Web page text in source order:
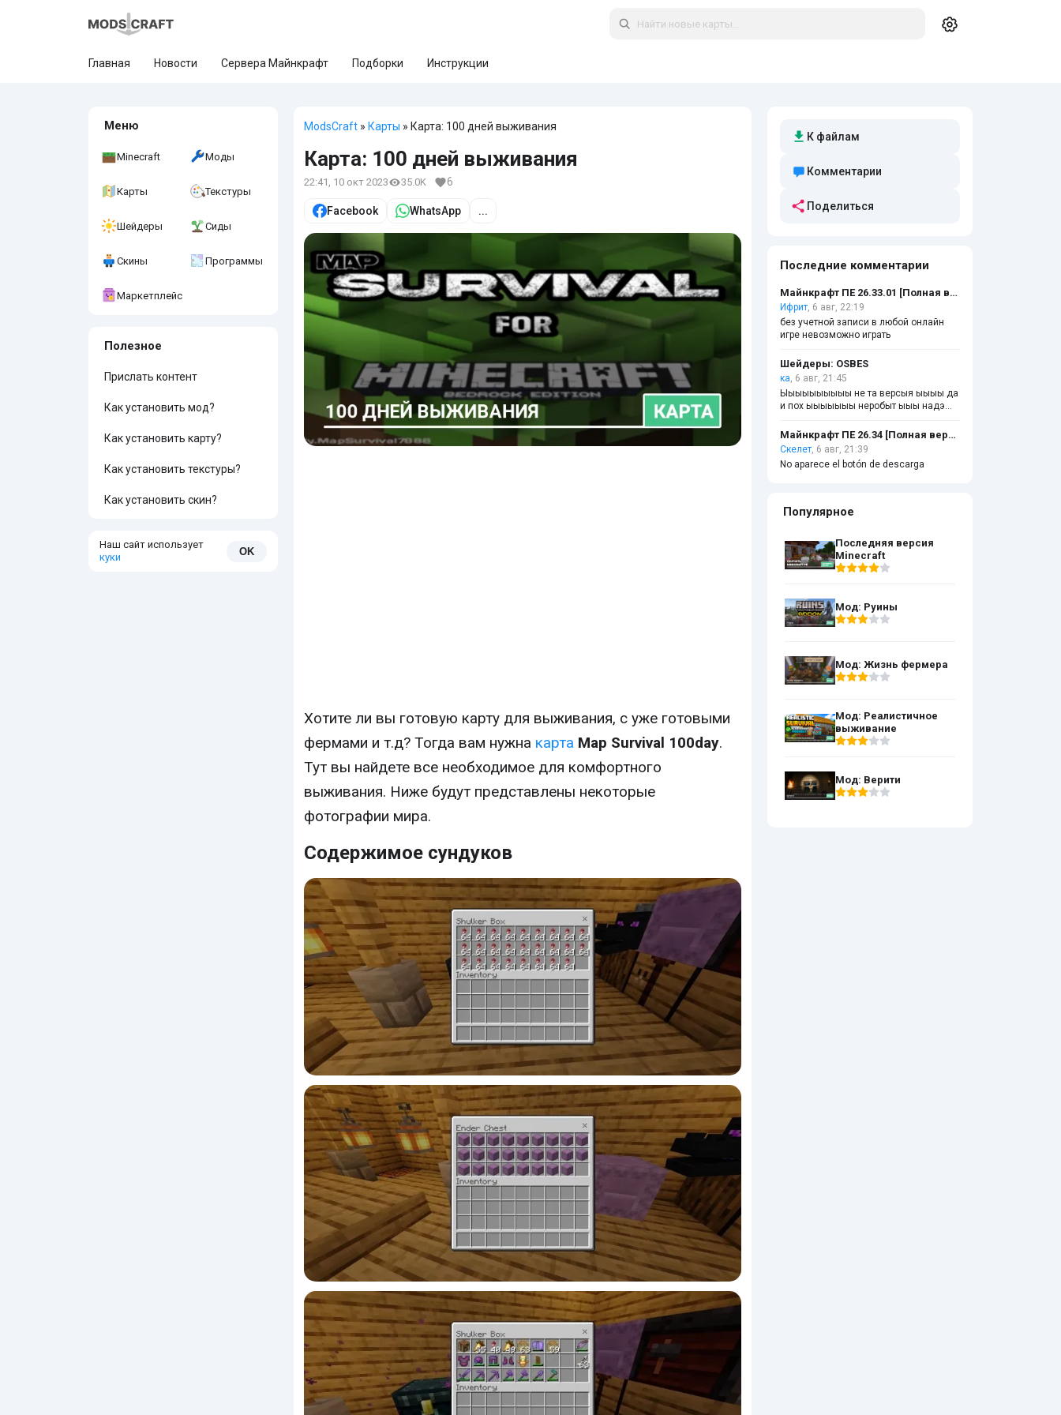
Главная Новости Сервера Майнкрафт Подборки Инструкции
Меню
Minecraft Моды
Карты Текстуры
Шейдеры Сиды
Скины Программы
Маркетплейс
Полезное
Прислать контент
Как установить мод?
Как установить карту?
Как установить текстуры?
Как установить скин?
Наш сайт использует
куки
OK
ModsCraft » Карты » Карта: 100 дней выживания
Карта: 100 дней выживания
22:41, 10 окт 2023 35.0K 6
Facebook WhatsApp ...
Хотите ли вы готовую карту для выживания, с уже готовыми
фермами и т.д? Тогда вам нужна карта Map Survival 100day.
Тут вы найдете все необходимое для комфортного
выживания. Ниже будут представлены некоторые
фотографии мира.
Содержимое сундуков
К файлам
Комментарии
Поделиться
Последние комментарии
Майнкрафт ПЕ 26.33.01 [Полная версия]
Ифрит, 6 авг, 22:19
без учетной записи в любой онлайн
игре невозможно играть
Шейдеры: OSBES
ка, 6 авг, 21:45
Ыыыыыыыыыы не та версыя ыыыы да
и пох ыыыыыыы неробыт ыыы надэ
Майнкрафт ПЕ 26.34 [Полная версия]
Скелет, 6 авг, 21:39
No aparece el botón de descarga
Популярное
Последняя версия
Minecraft
Мод: Руины
Мод: Жизнь фермера
Мод: Реалистичное
выживание
Мод: Верити